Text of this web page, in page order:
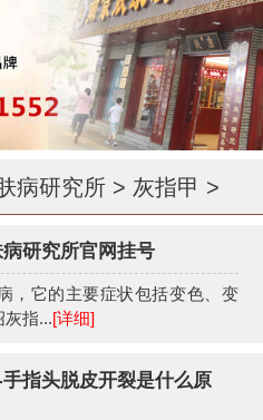
病研究所 > 灰指甲 >
研究所官网挂号
，它的主要症状包括变色、变
灰指...[详细]
指头脱皮开裂是什么原